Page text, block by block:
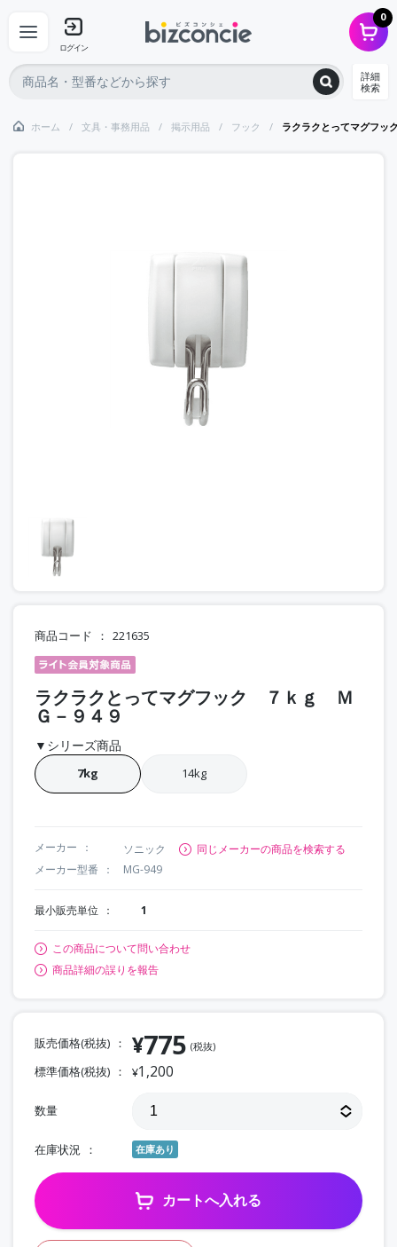
ログイン
0
詳細
検索
ホーム 文具・事務用品 掲示用品 フック ラクラクとってマグフ
商品コード 221635
ラクラクとってマグフック ７ｋｇ Ｍ
Ｇ－９４９
▼シリーズ商品
7kg 14kg
メーカー ソニック
同じメーカーの商品を検索する
メーカー型番
MG-949
最小販売単位 1
この商品について問い合わせ
商品詳細の誤りを報告
販売価格(税抜) ¥775 (税抜)
標準価格(税抜) ¥1,200
数量
在庫状況 在庫あり
カートへ入れる